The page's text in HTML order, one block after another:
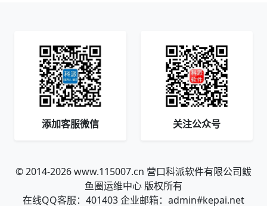
添加客服微信 关注公众号
© 2014-2026 www.115007.cn 营口科派软件有限公司鲅
鱼圈运维中心 版权所有
在线QQ客服：401403 企业邮箱：admin#kepai.net